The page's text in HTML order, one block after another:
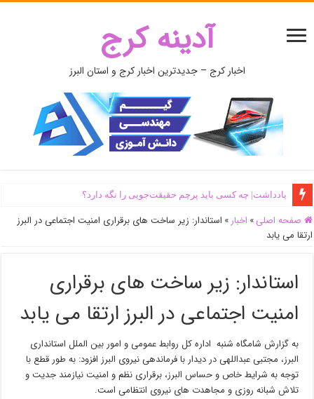
آدینه کرج
اخبار کرج – جدیدترین اخبار کرج و استان البرز
یادداشت| ‌چه کسی باید پرچم حقیقت‌جویی را نگه دارد؟
صفحه اصلی » اخبار » استاندار: زیر ساخت های برقراری امنیت اجتماعی در البرز
ارتقا می یابد
استاندار: زیر ساخت های برقراری
امنیت اجتماعی در البرز ارتقا می یابد
به گزارش شامگاه شنبه اداره کل روابط عمومی و امور بین الملل استانداری
البرز، مجتبی عبداللهی در دیدار با فرماندهی نیروی البرز افزود: به طور قطع با
توجه به شرایط خاص و حساس البرز، برقراری نظم و امنیت نیازمند جدیت و
تلاش شبانه روزی و مجاهدت های نیروی انتظامی است.